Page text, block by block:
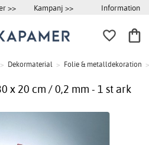
>> Kampanj >> Information
> Dekormaterial > Folie & metalldekoration >
x 20 cm / 0,2 mm - 1 st ark